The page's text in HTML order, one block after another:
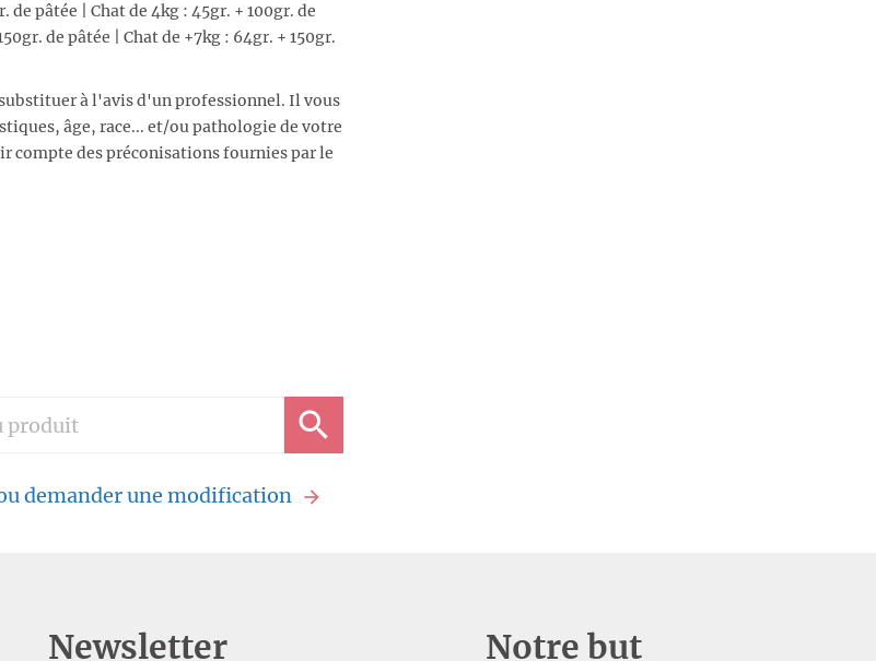
de pâtée | Chat de 4kg : 45gr. + 100gr. de
de pâtée | Chat de +7kg : 64gr. + 150gr.
à l'avis d'un professionnel. Il vous
âge, race... et/ou pathologie de votre
compte des préconisations fournies par le
demander une modification
Newsletter Notre but